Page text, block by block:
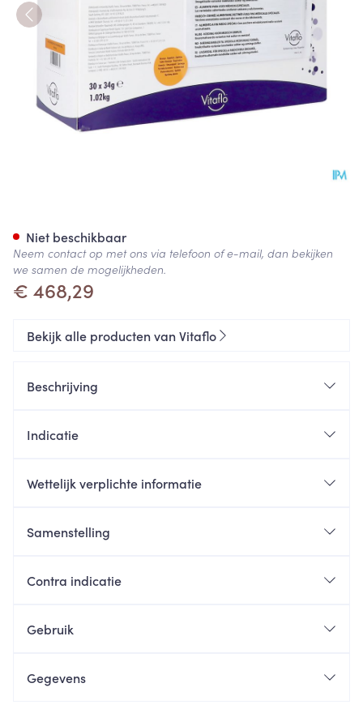
€ 468,29
Niet beschikbaar
Neem contact op met ons via telefoon of e-mail, dan bekijken
we samen de mogelijkheden.
Bekijk alle producten van Vitaflo
Beschrijving
Indicatie
Wettelijk verplichte informatie
Samenstelling
Contra indicatie
Gebruik
Gegevens